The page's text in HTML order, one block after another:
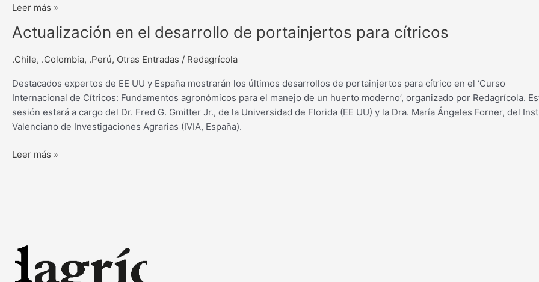
árbol
Leer más »
Actualización en el desarrollo de portainjertos para cítricos
.Chile, .Colombia, .Perú, Otras Entradas / Redagrícola
Destacados expertos de EE UU y España mostrarán los últimos desarrollos de portainjertos para cítrico en el ‘Curso
Internacional de Cítricos: Fundamentos agronómicos para el manejo de un huerto moderno’, organizado por Redagrícola.
sesión estará a cargo del Dr. Fred G. Gmitter Jr., de la Universidad de Florida (EE UU) y la Dra. María Ángeles Forner, del
Valenciano de Investigaciones Agrarias (IVIA, España).
Actualización
el
de
portainjertos
para
cítricos
Leer más »